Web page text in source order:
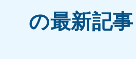
の最新記事